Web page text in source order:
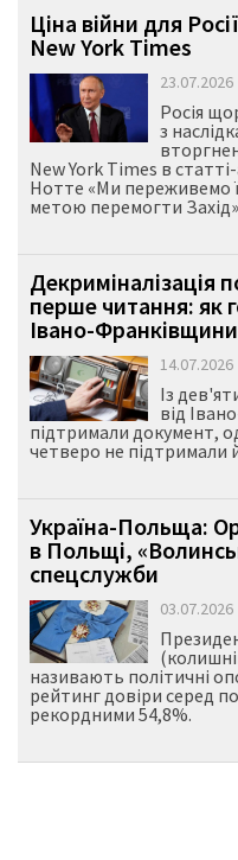
Ціна війни для
New York Times
23.07.2026
Росія
з
New York Times в
Нотте «Ми переживемо
метою перемогти
Декриміналізація
перше читання: як
Івано-Франківщини
14.07.2026
Із
від
підтримали документ,
четверо не підтримали
Україна-Польща:
в Польщі,
спецслужби
03.07.2026
називають політичні
рейтинг довіри серед
рекордними 54,8%.